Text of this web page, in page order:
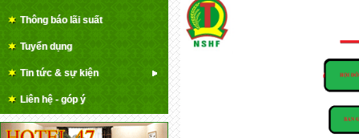
Thông báo lãi suất
Tuyển dụng
Tin tức & sự kiện
Liên hệ - góp ý